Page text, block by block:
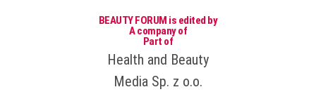
BEAUTY FORUM is edited by
A company of
Part of
Health and Beauty
Media Sp. z o.o.